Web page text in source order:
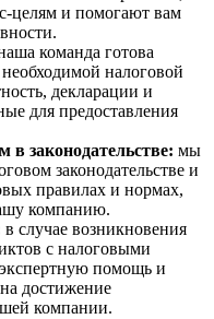
целям и помогают вам
команда готова
налоговой
декларации и
для предоставления
в законодательстве: мы
законодательстве и
правилах и нормах,
компанию.
в случае возникновения
с налоговыми
помощь и
достижение
компании.